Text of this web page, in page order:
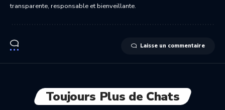
transparente, responsable et bienveillante.
Laisse un commentaire
Toujours Plus de Chats